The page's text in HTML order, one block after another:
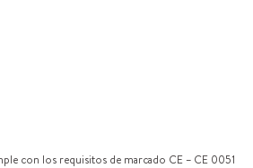
con los requisitos de marcado CE – CE 0051